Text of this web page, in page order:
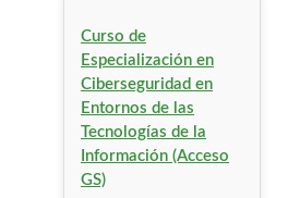
Curso de
Especialización en
Ciberseguridad en
Entornos de las
Tecnologías de la
Información (Acceso
GS)